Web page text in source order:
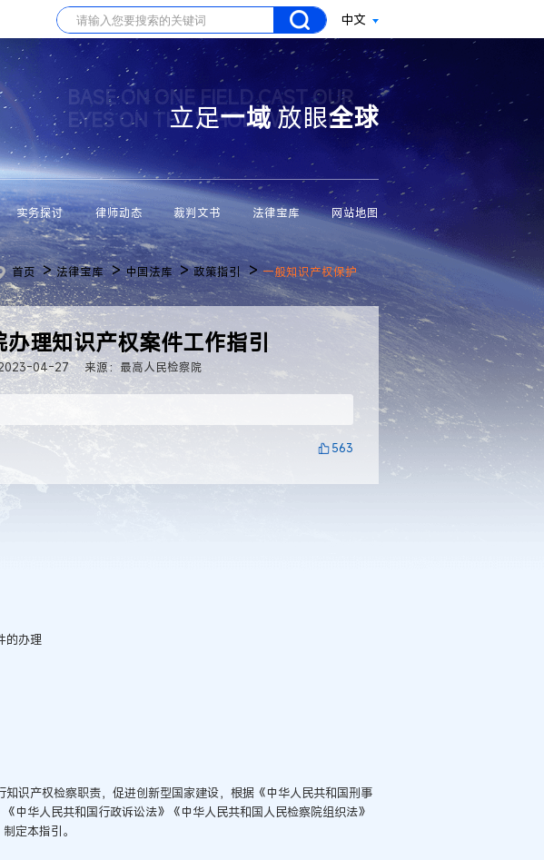
中文
BASE ON ONE FIELD CAST OUR
EYES ON THE WHOLE WORLD
立足一域放眼全球
实务探讨 律师动态 裁判文书 法律宝库 网站地图
首页 >法律宝库 >中国法库 >政策指引 >一般知识产权保护
办理知识产权案件工作指引
04-27 来源：最高人民检察院
563
的办理
识产权检察职责，促进创新型国家建设，根据《中华人民共和国刑事
中华人民共和国行政诉讼法》《中华人民共和国人民检察院组织法》
定本指引。